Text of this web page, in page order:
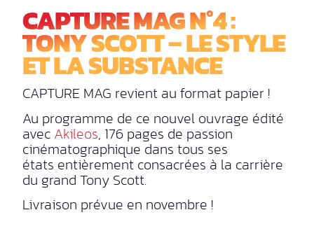
CAPTURE MAG N°4 :
TONY SCOTT – LE STYLE
ET LA SUBSTANCE
CAPTURE MAG revient au format papier !
Au programme de ce nouvel ouvrage édité
avec Akileos, 176 pages de passion
cinématographique dans tous ses
états entièrement consacrées à la carrière
du grand Tony Scott.
Livraison prévue en novembre !